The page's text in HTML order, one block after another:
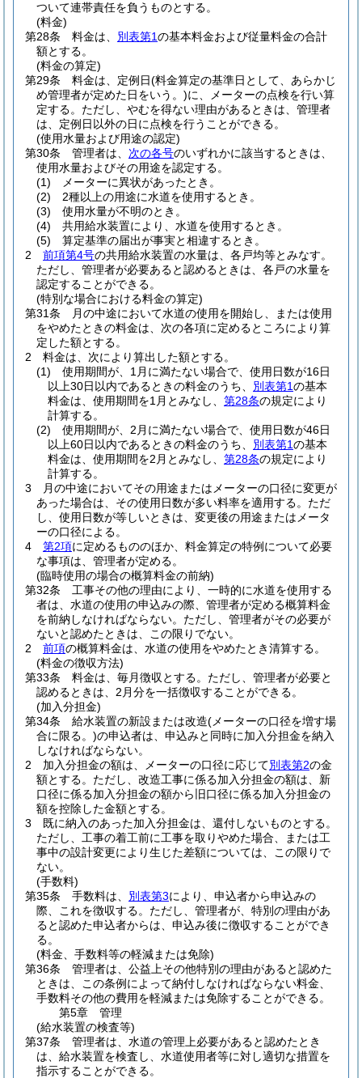
ついて連帯責任を負うものとする。
(料金)
第28条
料金は、 別表第1の基本料金および従量料金の合計
額とする。
(料金の算定)
第29条
料金は、定例日(料金算定の基準日として、あらかじ
め管理者が定めた日をいう。)に、メーターの点検を行い算
定する。 ただし、やむを得ない理由があるときは、管理者
は、定例日以外の日に点検を行うことができる。
(使用水量および用途の認定)
第30条
管理者は、 次の各号のいずれかに該当するときは、
使用水量およびその用途を認定する。
(1)
メーターに異状があったとき。
(2)
2種以上の用途に水道を使用するとき。
(3)
使用水量が不明のとき。
(4)
共用給水装置により、水道を使用するとき。
(5)
算定基準の届出が事実と相違するとき。
2
前項第4号の共用給水装置の水量は、各戸均等とみなす。
ただし、管理者が必要あると認めるときは、各戸の水量を
認定することができる。
(特別な場合における料金の算定)
第31条
月の中途において水道の使用を開始し、または使用
をやめたときの料金は、次の各項に定めるところにより算
定した額とする。
2
料金は、次により算出した額とする。
(1)
使用期間が、1月に満たない場合で、使用日数が16日
以上30日以内であるときの料金のうち、 別表第1の基本
料金は、使用期間を1月とみなし、 第28条の規定により
計算する。
(2)
使用期間が、2月に満たない場合で、使用日数が46日
以上60日以内であるときの料金のうち、 別表第1の基本
料金は、使用期間を2月とみなし、 第28条の規定により
計算する。
3
月の中途においてその用途またはメーターの口径に変更が
あった場合は、その使用日数が多い料率を適用する。 ただ
し、使用日数が等しいときは、変更後の用途またはメータ
ーの口径による。
4
第2項に定めるもののほか、料金算定の特例について必要
な事項は、管理者が定める。
(臨時使用の場合の概算料金の前納)
第32条
工事その他の理由により、一時的に水道を使用する
者は、水道の使用の申込みの際、管理者が定める概算料金
を前納しなければならない。 ただし、管理者がその必要が
ないと認めたときは、この限りでない。
2
前項の概算料金は、水道の使用をやめたとき清算する。
(料金の徴収方法)
第33条
料金は、毎月徴収とする。 ただし、管理者が必要と
認めるときは、2月分を一括徴収することができる。
(加入分担金)
第34条
給水装置の新設または改造(メーターの口径を増す場
合に限る。)の申込者は、申込みと同時に加入分担金を納入
しなければならない。
2
加入分担金の額は、メーターの口径に応じて別表第2の金
額とする。 ただし、改造工事に係る加入分担金の額は、新
口径に係る加入分担金の額から旧口径に係る加入分担金の
額を控除した金額とする。
3
既に納入のあった加入分担金は、還付しないものとする。
ただし、工事の着工前に工事を取りやめた場合、または工
事中の設計変更により生じた差額については、この限りで
ない。
(手数料)
第35条
手数料は、 別表第3により、申込者から申込みの
際、これを徴収する。 ただし、管理者が、特別の理由があ
ると認めた申込者からは、申込み後に徴収することができ
る。
(料金、手数料等の軽減または免除)
第36条
管理者は、公益上その他特別の理由があると認めた
ときは、この条例によって納付しなければならない料金、
手数料その他の費用を軽減または免除することができる。
第5章
管理
(給水装置の検査等)
第37条
管理者は、水道の管理上必要があると認めたとき
は、給水装置を検査し、水道使用者等に対し適切な措置を
指示することができる。